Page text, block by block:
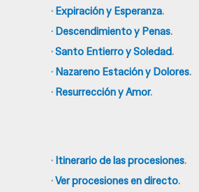
· Expiración y Esperanza.
· Descendimiento y Penas.
·Santo Entierro y Soledad.
· Nazareno Estación y Dolores.
· Resurrección y Amor.
· Itinerario de las procesiones.
·Ver procesiones en directo.